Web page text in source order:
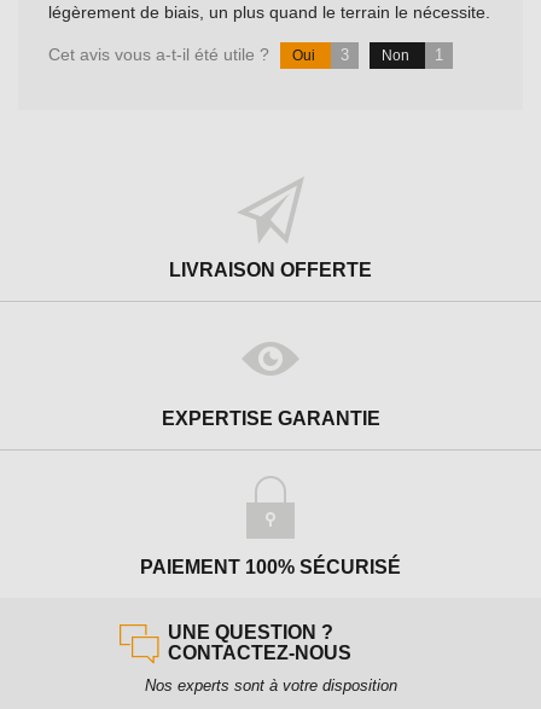
légèrement de biais, un plus quand le terrain le nécessite.
Cet avis vous a-t-il été utile ? Oui 3 Non 1
LIVRAISON OFFERTE
EXPERTISE GARANTIE
PAIEMENT 100% SÉCURISÉ
UNE QUESTION ?
CONTACTEZ-NOUS
Nos experts sont à votre disposition